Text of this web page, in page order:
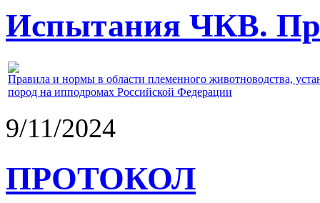
Испытания ЧКВ.
Правила и нормы в области племенного животноводства,
пород на ипподромах Российской Федерации
9/11/2024
ПРОТОКОЛ